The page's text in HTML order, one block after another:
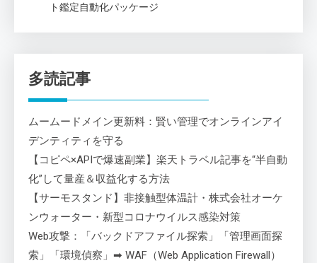
ト鑑定自動化パッケージ
多読記事
ムームードメイン更新料：賢い管理でオンラインアイ
デンティティを守る
【コピペ×APIで爆速副業】楽天トラベル記事を“半自動
化”して量産＆収益化する方法
【サーモスタンド】非接触型体温計・株式会社オーケ
ンウォーター・新型コロナウイルス感染対策
Web攻撃：「バックドアファイル探索」「管理画面探
索」「環境偵察」➡ WAF（Web Application Firewall）